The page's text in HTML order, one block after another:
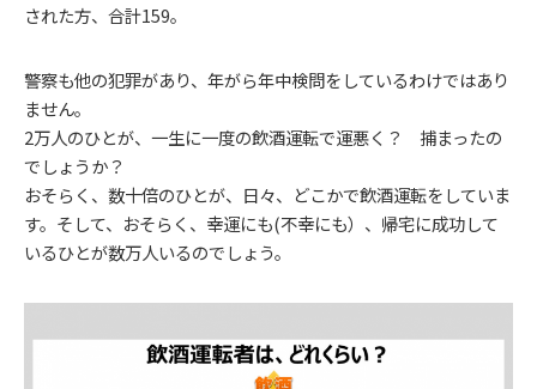
された方、合計159。
警察も他の犯罪があり、年がら年中検問をしているわけではあり
ません。
2万人のひとが、一生に一度の飲酒運転で運悪く？ 捕まったの
でしょうか？
おそらく、数十倍のひとが、日々、どこかで飲酒運転をしていま
す。そして、おそらく、幸運にも(不幸にも）、帰宅に成功して
いるひとが数万人いるのでしょう。